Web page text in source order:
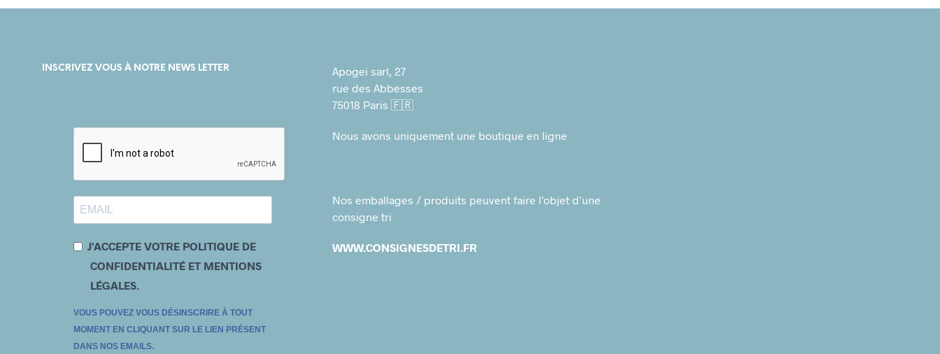
INSCRIVEZ VOUS À NOTRE NEWS LETTER
J'ACCEPTE VOTRE POLITIQUE DE
CONFIDENTIALITÉ ET MENTIONS
LÉGALES.
VOUS POUVEZ VOUS DÉSINSCRIRE À TOUT
MOMENT EN CLIQUANT SUR LE LIEN PRÉSENT
DANS NOS EMAILS.
Apogei sarl, 27
rue des Abbesses
75018 Paris 🇫🇷
Nous avons uniquement une boutique en ligne
Nos emballages / produits peuvent faire l’objet d’une
consigne tri
WWW.CONSIGNESDETRI.FR